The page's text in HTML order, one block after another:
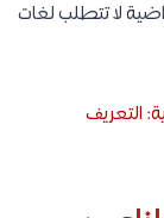
لا تتطلب لغات
التعريف